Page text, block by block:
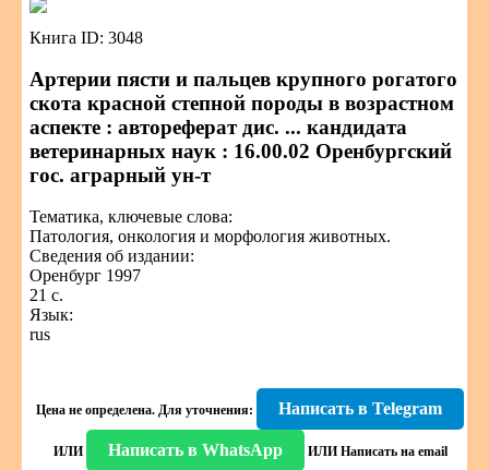
Книга ID: 3048
Артерии пясти и пальцев крупного рогатого
скота красной степной породы в возрастном
аспекте : автореферат дис. ... кандидата
ветеринарных наук : 16.00.02 Оренбургский
гос. аграрный ун-т
Тематика, ключевые слова:
Патология, онкология и морфология животных.
Сведения об издании:
Оренбург 1997
21 с.
Язык:
rus
Цена не определена. Для уточнения: Написать в Telegram
ИЛИ Написать в WhatsApp ИЛИ Написать на email